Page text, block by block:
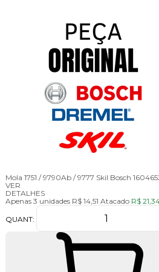
Mola 1751 / 9790Ab / 9777 Skil Bosch
VER
DETALHES
Apenas 3 unidades R$ 14,51 Atacado R$
QUANT: